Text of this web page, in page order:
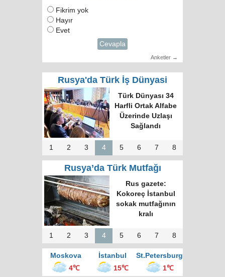
Fikrim yok
Hayır
Evet
Cevapla
Anketler →
Rusya'da Türk İş Dünyasi
Türk Dünyası 34
Harfli Ortak Alfabe
Üzerinde Uzlaşı
Sağlandı
1 2 3 4 5 6 7 8
Rusya’da Türk Mutfağı
Rus gazete:
Kokoreç İstanbul
sokak mutfağının
kralı
1 2 3 4 5 6 7 8
Moskova İstanbul
St.Petersburg
4℃
15℃ 1℃